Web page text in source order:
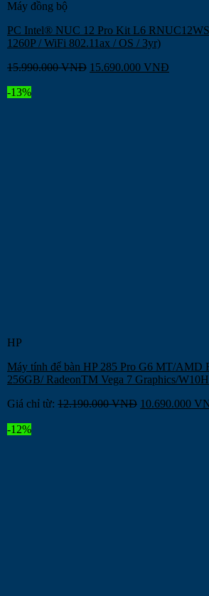
Máy đồng bộ
PC Intel® NUC 12 Pro Kit L6
1260P / WiFi 802.11ax / OS / 3yr)
15.990.000VNĐ 15.690.000 VNĐ
-13%
HP
Máy tính để bàn HP 285 Pro G6 MT/AMD
256GB/ RadeonTM Vega 7 Graphics/W10H
Giá chỉ từ: 12.190.000VNĐ 10.690.000
-12%